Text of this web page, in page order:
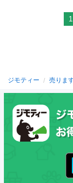
1
ジモティー 売りま